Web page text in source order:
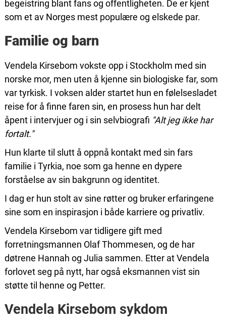
begeistring blant fans og offentligheten. De er kjent
som et av Norges mest populære og elskede par.
Familie og barn
Vendela Kirsebom vokste opp i Stockholm med sin
norske mor, men uten å kjenne sin biologiske far, som
var tyrkisk. I voksen alder startet hun en følelsesladet
reise for å finne faren sin, en prosess hun har delt
åpent i intervjuer og i sin selvbiografi "Alt jeg ikke har
fortalt."
Hun klarte til slutt å oppnå kontakt med sin fars
familie i Tyrkia, noe som ga henne en dypere
forståelse av sin bakgrunn og identitet.
I dag er hun stolt av sine røtter og bruker erfaringene
sine som en inspirasjon i både karriere og privatliv.
Vendela Kirsebom var tidligere gift med
forretningsmannen Olaf Thommesen, og de har
døtrene Hannah og Julia sammen. Etter at Vendela
forlovet seg på nytt, har også eksmannen vist sin
støtte til henne og Petter.
Vendela Kirsebom sykdom